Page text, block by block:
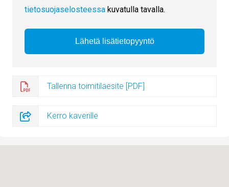
tietosuojaselosteessa kuvatulla tavalla.
Tallenna toimitilaesite [PDF]
Kerro kaverille